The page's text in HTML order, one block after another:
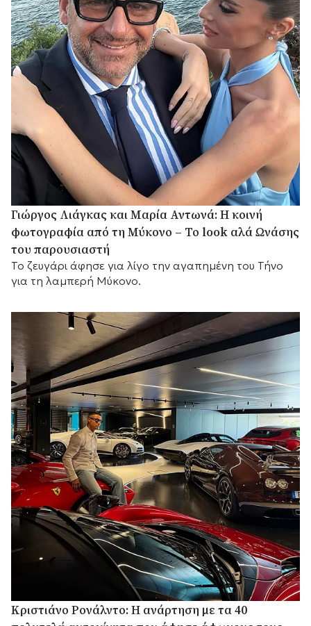
Γιώργος Λιάγκας και Μαρία Αντωνά: Η κοινή
φωτογραφία από τη Μύκονο – Το look αλά Ωνάσης
του παρουσιαστή
Το ζευγάρι άφησε για λίγο την αγαπημένη του Τήνο
για τη λαμπερή Μύκονο.
Κριστιάνο Ρονάλντο: Η ανάρτηση με τα 40